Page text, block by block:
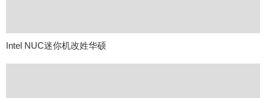
Intel NUC迷你机改姓华硕